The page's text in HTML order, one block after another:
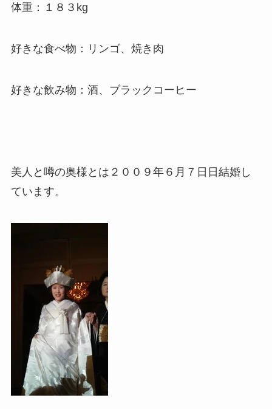
体重：１８３kg
好きな食べ物：リンゴ、焼き肉
好きな飲み物：酒、ブラックコーヒー
美人と噂の奥様とは２００９年６月７日日結婚し
ています。